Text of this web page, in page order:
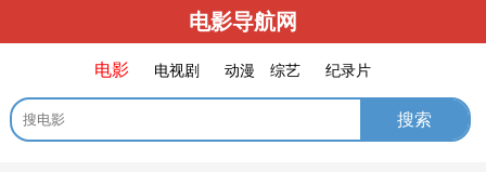
电影导航网
电影 电视剧 动漫 综艺 纪录片